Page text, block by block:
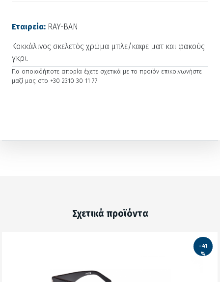
Εταιρεία: RAY-BAN
Κοκκάλινος σκελετός χρώμα μπλε/καφε ματ και φακούς
γκρι.
Για οποιαδήποτε απορία έχετε σχετικά με το προϊόν επικοινωνήστε
μαζί μας στο +30 2310 30 11 77
Σχετικά προϊόντα
-41
%